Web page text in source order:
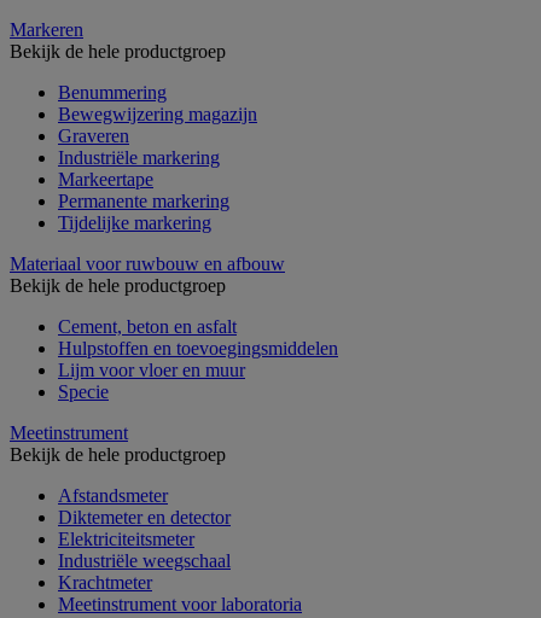
Markeren
Bekijk de hele productgroep
Benummering
Bewegwijzering magazijn
Graveren
Industriële markering
Markeertape
Permanente markering
Tijdelijke markering
Materiaal voor ruwbouw en afbouw
Bekijk de hele productgroep
Cement, beton en asfalt
Hulpstoffen en toevoegingsmiddelen
Lijm voor vloer en muur
Specie
Meetinstrument
Bekijk de hele productgroep
Afstandsmeter
Diktemeter en detector
Elektriciteitsmeter
Industriële weegschaal
Krachtmeter
Meetinstrument voor laboratoria